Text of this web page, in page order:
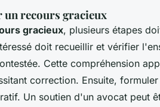
un recours gracieux
gracieux, plusieurs étapes
doit recueillir et vérifier
Cette compréhension
correction. Ensuite,
Un soutien d'un avocat peut